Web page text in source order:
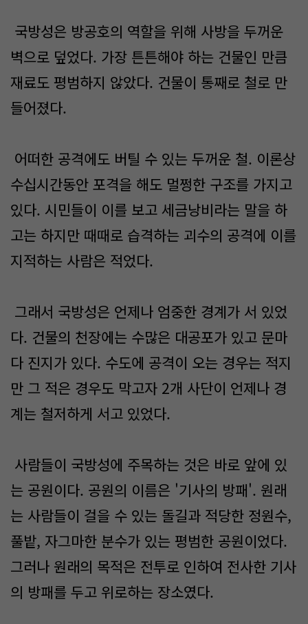
국방성은 방공호의 역할을 위해 사방을 두꺼운
벽으로 덮었다. 가장 튼튼해야 하는 건물인 만큼
재료도 평범하지 않았다. 건물이 통째로 철로 만
들어졌다.
어떠한 공격에도 버틸 수 있는 두꺼운 철. 이론상
수십시간동안 포격을 해도 멀쩡한 구조를 가지고
있다. 시민들이 이를 보고 세금낭비라는 말을 하
고는 하지만 때때로 습격하는 괴수의 공격에 이를
지적하는 사람은 적었다.
그래서 국방성은 언제나 엄중한 경계가 서 있었
다. 건물의 천장에는 수많은 대공포가 있고 문마
다 진지가 있다. 수도에 공격이 오는 경우는 적지
만 그 적은 경우도 막고자 2개 사단이 언제나 경
계는 철저하게 서고 있었다.
사람들이 국방성에 주목하는 것은 바로 앞에 있
는 공원이다. 공원의 이름은 '기사의 방패'. 원래
는 사람들이 걸을 수 있는 돌길과 적당한 정원수,
풀밭, 자그마한 분수가 있는 평범한 공원이었다.
그러나 원래의 목적은 전투로 인하여 전사한 기사
의 방패를 두고 위로하는 장소였다.